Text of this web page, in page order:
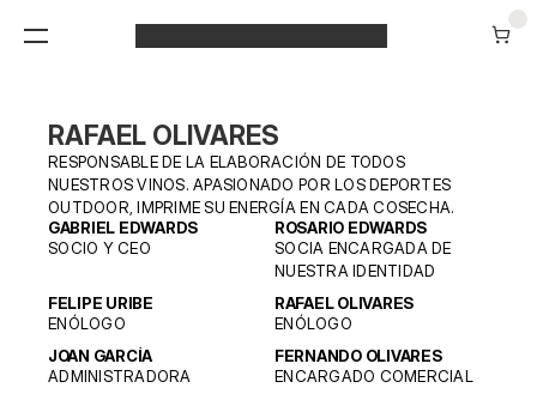
RAFAEL OLIVARES
RESPONSABLE DE LA ELABORACIÓN DE TODOS
NUESTROS VINOS. APASIONADO POR LOS DEPORTES
OUTDOOR, IMPRIME SU ENERGÍA EN CADA COSECHA.
GABRIEL EDWARDS
SOCIO Y CEO
ROSARIO EDWARDS
SOCIA ENCARGADA DE
NUESTRA IDENTIDAD
FELIPE URIBE
ENÓLOGO
RAFAEL OLIVARES
ENÓLOGO
JOAN GARCÍA
ADMINISTRADORA
FERNANDO OLIVARES
ENCARGADO COMERCIAL